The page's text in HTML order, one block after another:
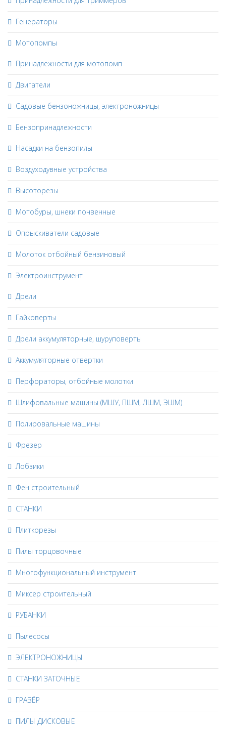
Генераторы
Мотопомпы
Принадлежности для мотопомп
Двигатели
Садовые бензоножницы, электроножницы
Бензопринадлежности
Насадки на бензопилы
Воздуходувные устройства
Высоторезы
Мотобуры, шнеки почвенные
Опрыскиватели садовые
Молоток отбойный бензиновый
Электроинструмент
Дрели
Гайковерты
Дрели аккумуляторные, шуруповерты
Аккумуляторные отвертки
Перфораторы, отбойные молотки
Шлифовальные машины (МШУ, ПШМ, ЛШМ, ЭШМ)
Полировальные машины
Фрезер
Лобзики
Фен строительный
СТАНКИ
Плиткорезы
Пилы торцовочные
Многофункциональный инструмент
Миксер строительный
РУБАНКИ
Пылесосы
ЭЛЕКТРОНОЖНИЦЫ
СТАНКИ ЗАТОЧНЫЕ
ГРАВЁР
ПИЛЫ ДИСКОВЫЕ